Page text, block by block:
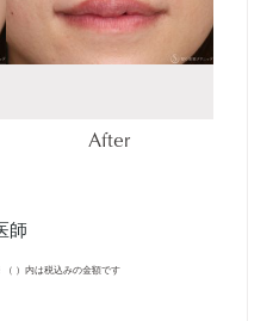
After
師
）内は税込みの金額です